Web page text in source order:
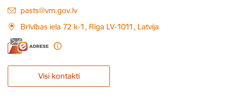
E-pasts:
pasts@vm.gov.lv
Brīvības iela 72 k-1, Rīga LV-1011, Latvija
Visi kontakti